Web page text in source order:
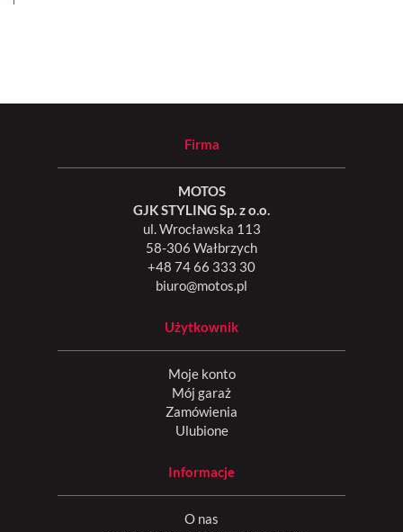
Firma
MOTOS
GJK STYLING Sp. z o.o.
ul. Wrocławska 113
58-306 Wałbrzych
+48 74 66 333 30
biuro@motos.pl
Użytkownik
Moje konto
Mój garaż
Zamówienia
Ulubione
Informacje
O nas